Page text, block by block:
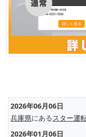
2026年06月06日
兵庫県にある スター運
2026年01月06日